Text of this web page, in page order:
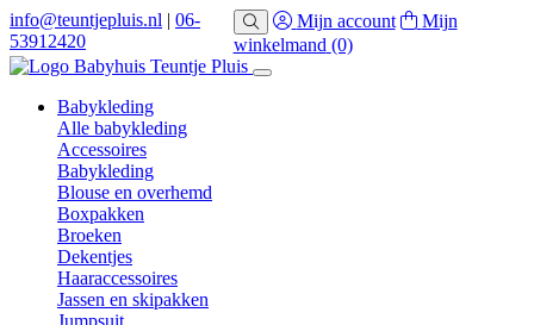
info@teuntjepluis.nl | 06-
53912420
Mijn account
Mijn
winkelmand (0)
Babykleding
Alle babykleding
Accessoires
Babykleding
Blouse en overhemd
Boxpakken
Broeken
Dekentjes
Haaraccessoires
Jassen en skipakken
Jumpsuit